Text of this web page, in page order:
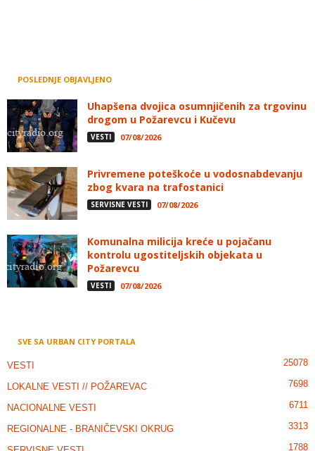
POSLEDNJE OBJAVLJENO
Uhapšena dvojica osumnjičenih za trgovinu
drogom u Požarevcu i Kučevu
VESTI 07/08/2026
Privremene poteškoće u vodosnabdevanju
zbog kvara na trafostanici
SERVISNE VESTI 07/08/2026
Komunalna milicija kreće u pojačanu
kontrolu ugostiteljskih objekata u
Požarevcu
VESTI 07/08/2026
SVE SA URBAN CITY PORTALA
VESTI 25078
LOKALNE VESTI // POŽAREVAC 7698
NACIONALNE VESTI 6711
REGIONALNE - BRANIČEVSKI OKRUG 3313
1788